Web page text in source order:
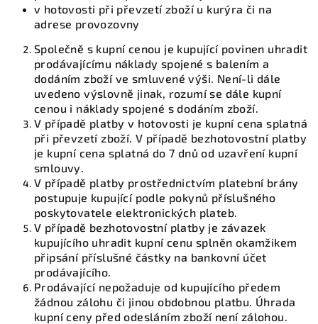
v hotovosti při převzetí zboží u kurýra či na
adrese provozovny
Společně s kupní cenou je kupující povinen uhradit
prodávajícímu náklady spojené s balením a
dodáním zboží ve smluvené výši. Není-li dále
uvedeno výslovně jinak, rozumí se dále kupní
cenou i náklady spojené s dodáním zboží.
V případě platby v hotovosti je kupní cena splatná
při převzetí zboží. V případě bezhotovostní platby
je kupní cena splatná do 7 dnů od uzavření kupní
smlouvy.
V případě platby prostřednictvím platební brány
postupuje kupující podle pokynů příslušného
poskytovatele elektronických plateb.
V případě bezhotovostní platby je závazek
kupujícího uhradit kupní cenu splněn okamžikem
připsání příslušné částky na bankovní účet
prodávajícího.
Prodávající nepožaduje od kupujícího předem
žádnou zálohu či jinou obdobnou platbu. Úhrada
kupní ceny před odesláním zboží není zálohou.